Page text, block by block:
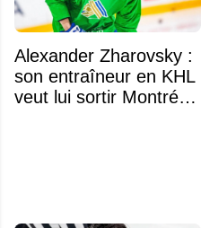
Alexander Zharovsky :
son entraîneur en KHL
veut lui sortir Montréal